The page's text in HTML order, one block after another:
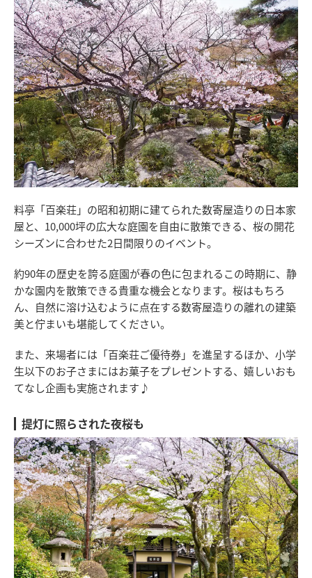
料亭「百楽荘」の昭和初期に建てられた数寄屋造りの日本家
屋と、10,000坪の広大な庭園を自由に散策できる、桜の開花
シーズンに合わせた2日間限りのイベント。
約90年の歴史を誇る庭園が春の色に包まれるこの時期に、静
かな園内を散策できる貴重な機会となります。桜はもちろ
ん、自然に溶け込むように点在する数寄屋造りの離れの建築
美と佇まいも堪能してください。
また、来場者には「百楽荘ご優待券」を進呈するほか、小学
生以下のお子さまにはお菓子をプレゼントする、嬉しいおも
てなし企画も実施されます♪
提灯に照らされた夜桜も